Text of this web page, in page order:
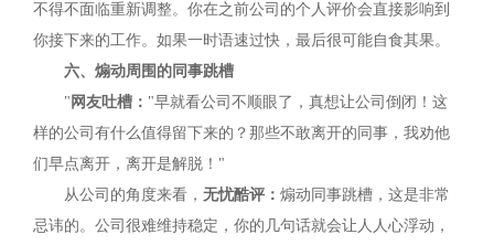
不得不面临重新调整。你在之前公司的个人评价会直接影响到
你接下来的工作。如果一时语速过快，最后很可能自食其果。
六、煽动周围的同事跳槽
" 网友吐槽： "早就看公司不顺眼了，真想让公司倒闭！这
样的公司有什么值得留下来的？那些不敢离开的同事，我劝他
们早点离开，离开是解脱！"
从公司的角度来看， 无忧酷评： 煽动同事跳槽，这是非常
忌讳的。公司很难维持稳定，你的几句话就会让人人心浮动，